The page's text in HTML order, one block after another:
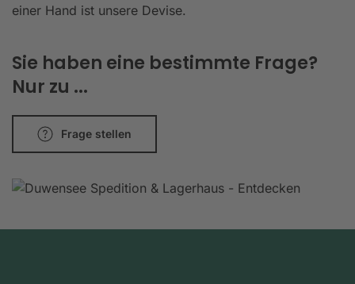
einer Hand ist unsere Devise.
Sie haben eine bestimmte Frage?
Nur zu ...
Frage stellen